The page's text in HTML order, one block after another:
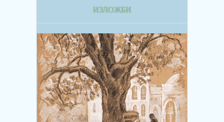
ИЗЛОЖБИ